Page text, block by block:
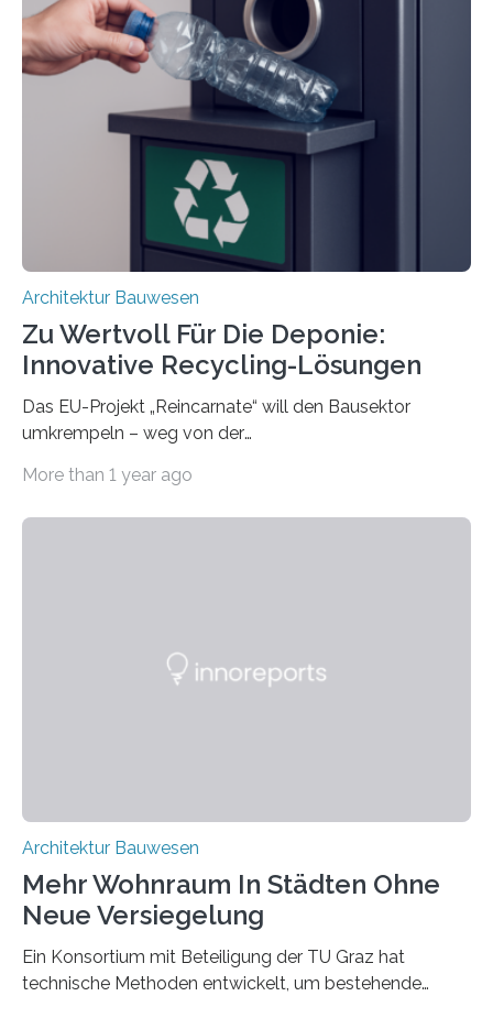
ein Klett-Verbindungssystem für Gebäude entwickelt:
Damit lassen sich unterschiedliche Gebäudeteile
resilient verbinden und bei Bedarf einfach voneinander
trennen. Der Fokus lag auf der Verbindung von
Bauteilen mit unterschiedlicher Lebensdauer, bei denen
irreversible Verbindungen den Austausch üblicherweise
erschweren. Hierzu untersuchten die Forschenden zwei
unterschiedliche Zugänge. Einerseits klebten sie…
Architektur Bauwesen
Zu Wertvoll Für Die Deponie:
Innovative Recycling-Lösungen
Das EU-Projekt „Reincarnate“ will den Bausektor
umkrempeln – weg von der
Kreislaufwirtschaft Bei dem schwedischen
Datenbank erfasst sind, neue Baustoffe kreiert werden.
More than 1 year ago
Architektur Bauwesen
Mehr Wohnraum In Städten Ohne
Neue Versiegelung
Ein Konsortium mit Beteiligung der TU Graz hat
technische Methoden entwickelt, um bestehende